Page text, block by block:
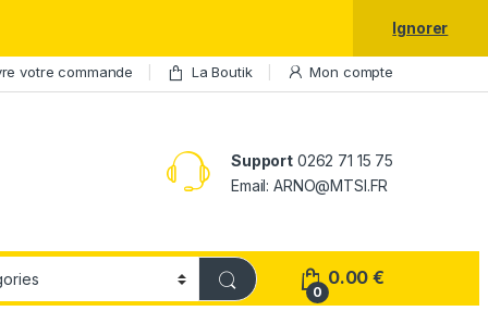
votre commande La Boutik Mon compte
Support0262 71 15 75
Email: ARNO@MTSI.FR
0
0.00€
Ignorer